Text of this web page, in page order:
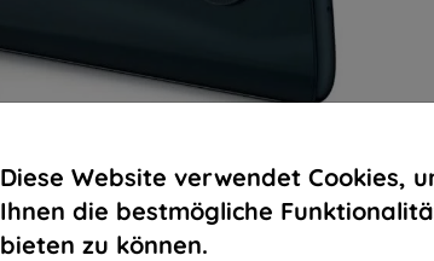
Diese Website verwendet Cookies,
Ihnen die bestmögliche
bieten zu können.